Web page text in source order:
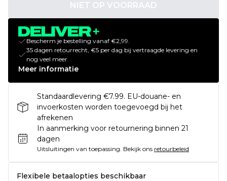
NIET OP VOORRAAD
Bescherm je bestelling vanaf €2,99.
35 dagen retourrecht, €5 per dag bij vertraagde levering en
nog veel meer.
Meer informatie
Standaardlevering €7.99. EU-douane- en
invoerkosten worden toegevoegd bij het
afrekenen
In aanmerking voor retournering binnen 21
dagen
Uitsluitingen van toepassing. Bekijk ons retourbeleid
Flexibele betaalopties beschikbaar